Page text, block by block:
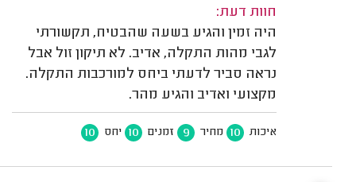
חוות דעת:
היה זמין והגיע בשעה שהבטיח, תקשורתי
לגבי מהות התקלה, אדיב. לא תיקון זול אבל
נראה סביר לדעתי ביחס למורכבות התקלה.
מקצועי ואדיב והגיע מהר.
איכות 10 מחיר 9 זמנים 10 יחס 10